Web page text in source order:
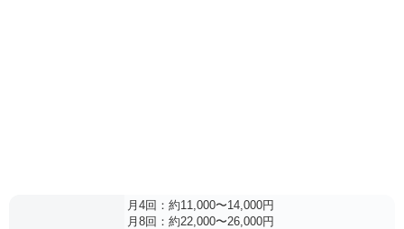
月4回：約11,000〜14,000円
月8回：約22,000〜26,000円